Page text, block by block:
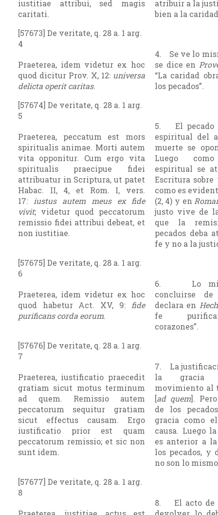
iustitiae attribui, sed magis
caritati.
atribuir a la
bien a la
[57673] De veritate, q. 28 a. 1 arg.
4
Praeterea, idem videtur ex hoc
quod dicitur Prov. X, 12: universa
delicta operit caritas.
4. Se ve lo
se dice en
“La caridad
los pecados”.
[57674] De veritate, q. 28 a. 1 arg.
5
Praeterea, peccatum est mors
spiritualis animae. Morti autem
vita opponitur. Cum ergo vita
spiritualis praecipue fidei
attribuatur in Scriptura, ut patet
Habac. II, 4, et Rom. I, vers.
17:
iustus autem meus ex fide
vivit; videtur quod peccatorum
remissio fidei attribui debeat, et
non iustitiae.
5. El pecado
espiritual del
muerte se
Luego
espiritual se
Escritura
como es
(2, 4) y en
justo vive de
que la
pecados deba
fe y no a la
[57675] De veritate, q. 28 a. 1 arg.
6
Praeterea, idem videtur ex hoc
quod habetur Act. XV, 9:
fide
purificans corda eorum.
6. Lo
concluirse
declara en
fe
corazones”.
[57676] De veritate, q. 28 a. 1 arg.
7
Praeterea, iustificatio praecedit
gratiam sicut motus terminum
ad quem. Remissio autem
peccatorum sequitur gratiam
sicut effectus causam. Ergo
iustificatio prior est quam
peccatorum remissio; et sic non
sunt idem.
7. La
la gracia
movimiento al
[ad quem].
de los
gracia como
causa. Luego
es anterior a
los pecados, y
no son lo
[57677] De veritate, q. 28 a. 1 arg.
8
8. El acto de